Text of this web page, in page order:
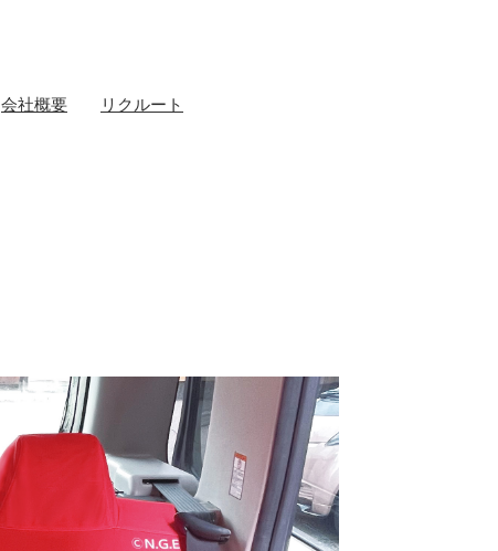
会社概要 リクルート